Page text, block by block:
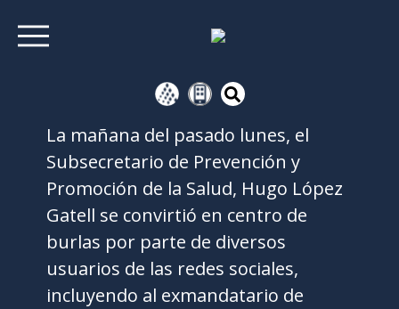
La mañana del pasado lunes, el
Subsecretario de Prevención y
Promoción de la Salud, Hugo López
Gatell se convirtió en centro de
burlas por parte de diversos
usuarios de las redes sociales,
incluyendo al exmandatario de